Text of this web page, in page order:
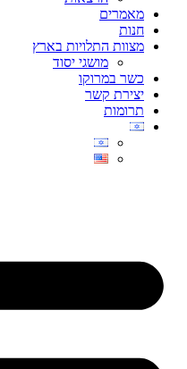
מאמרים
חנות
מצוות התלויות בארץ
מושגי יסוד
כשר במרוקו
יצירת קשר
תרומות